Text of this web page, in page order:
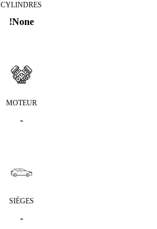
CYLINDRES
!None
MOTEUR
-
SIÈGES
-